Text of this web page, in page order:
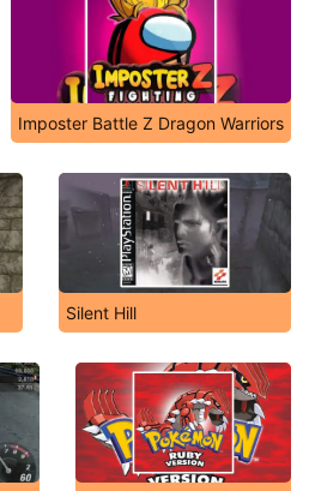
Imposter Battle Z Dragon Warriors
Silent Hill